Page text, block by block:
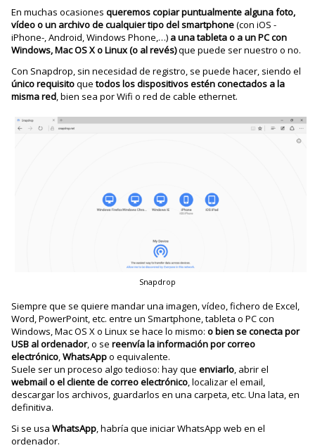
En muchas ocasionesqueremos copiar puntualmente alguna foto,
vídeo o un archivo de cualquier tipodel smartphone(con iOS -
iPhone-, Android, Windows Phone,…) a una tableta o a un PC con
Windows, Mac OS X o Linux (o al revés)que puede ser nuestro o no.
Con Snapdrop, sin necesidad de registro, se puede hacer, siendo el
único requisitoquetodos los dispositivos estén conectados a la
misma red, bien sea por Wifi o red de cable ethernet.
Snapdrop
Siempre que se quiere mandar una imagen, vídeo, fichero de Excel,
Word, PowerPoint, etc. entre un Smartphone, tableta o PC con
Windows, Mac OS X o Linux se hace lo mismo:o bien se conecta por
USB al ordenador, o sereenvía la información por correo
electrónico,WhatsAppo equivalente.
Suele ser un proceso algo tedioso: hay queenviarlo, abrir el
webmailo el cliente de correo electrónico, localizar el email,
descargar los archivos, guardarlos en una carpeta, etc. Una lata, en
definitiva.
Si se usaWhatsApp, habría que iniciar WhatsApp web en el
ordenador.